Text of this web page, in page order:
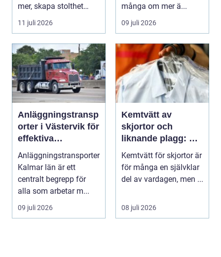
mer, skapa stolthet
inte...
11 juli 2026
många om mer ä...
09 juli 2026
Anläggningstransp
orter i Västervik för
effektiva
byggprojekt
Anläggningstransporter
Kalmar län är ett
centralt begrepp för
alla som arbetar m...
09 juli 2026
Kemtvätt av
skjortor och
liknande plagg: Så
fungerar
professionell
klädvård i
Kemtvätt för skjortor är
för många en självklar
del av vardagen, men ...
08 juli 2026